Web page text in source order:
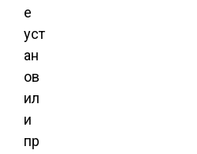
е
уст
ан
ов
ил
и
пр